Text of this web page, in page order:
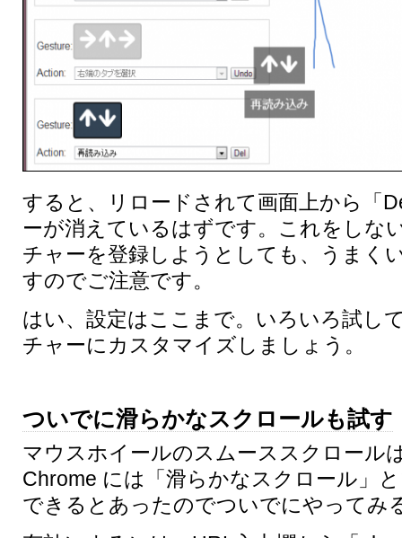
すると、リロードされて画面上から「
ーが消えているはずです。これをしな
チャーを登録しようとしても、うまく
すのでご注意です。
はい、設定はここまで。いろいろ試し
チャーにカスタマイズしましょう。
ついでに滑らかなスクロールも試す
マウスホイールのスムーススクロール
Chrome には「滑らかなスクロール」
できるとあったのでついでにやってみ